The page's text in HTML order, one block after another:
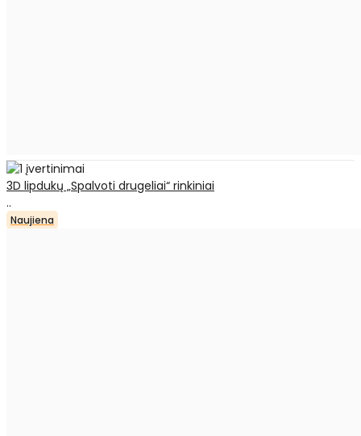
3D lipdukų „Spalvoti drugeliai“ rinkiniai
..
Naujiena